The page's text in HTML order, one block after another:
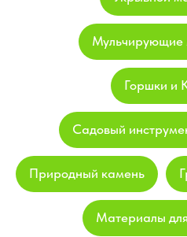
Мульчирующие
Горшки и
Садовый
Природный камень
Материалы